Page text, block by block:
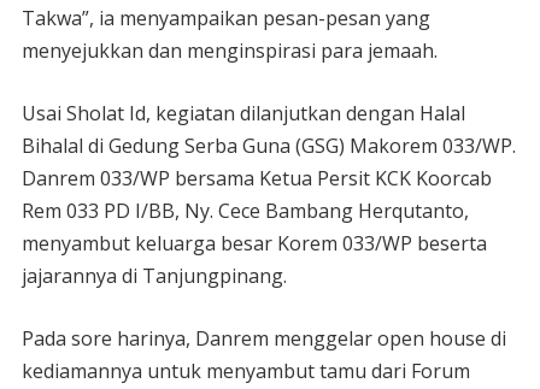
Takwa”, ia menyampaikan pesan-pesan yang
menyejukkan dan menginspirasi para jemaah.
Usai Sholat Id, kegiatan dilanjutkan dengan Halal
Bihalal di Gedung Serba Guna (GSG) Makorem 033/WP.
Danrem 033/WP bersama Ketua Persit KCK Koorcab
Rem 033 PD I/BB, Ny. Cece Bambang Herqutanto,
menyambut keluarga besar Korem 033/WP beserta
jajarannya di Tanjungpinang.
Pada sore harinya, Danrem menggelar open house di
kediamannya untuk menyambut tamu dari Forum